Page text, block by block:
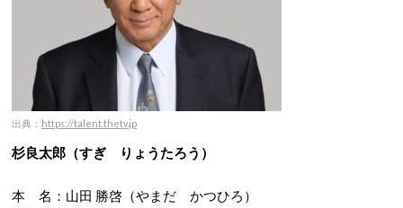
出典： https://talent.thetv.jp
杉良太郎（すぎ りょうたろう）
本 名：山田 勝啓（やまだ かつひろ）